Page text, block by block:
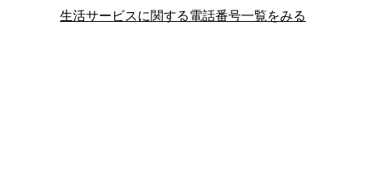
生活サービスに関する電話番号一覧をみる